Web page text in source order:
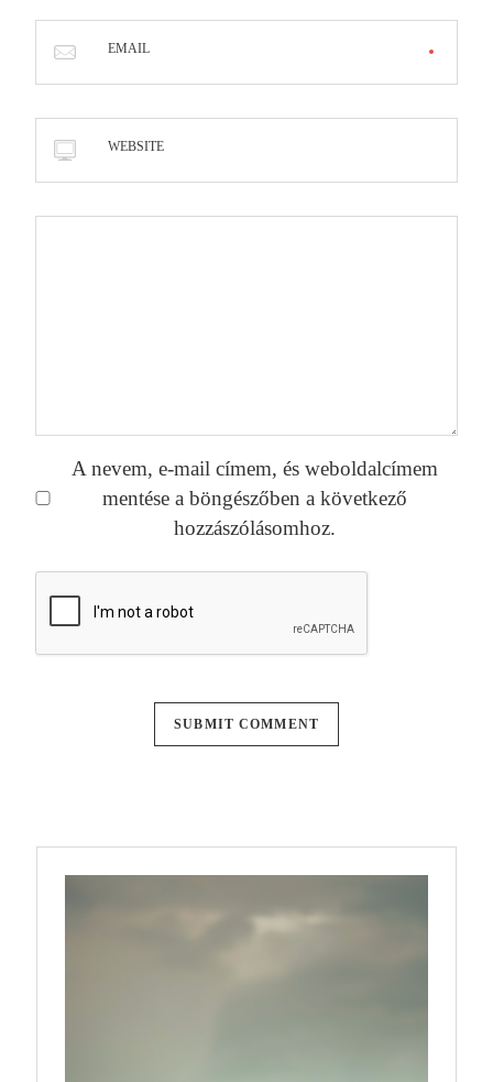
EMAIL
WEBSITE
A nevem, e-mail címem, és weboldalcímem
mentése a böngészőben a következő
hozzászólásomhoz.